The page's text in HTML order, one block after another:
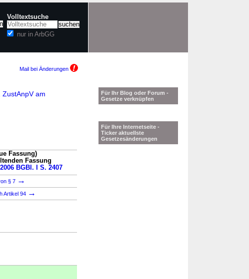
Volltextsuche
nur in ArbGG
Mail bei Änderungen
am
Fassung)
Fassung
BGBl. I S. 2407
§ 7 →
Artikel 94 →
Für Ihr Blog oder Forum -
Gesetze verknüpfen
Für Ihre Internetseite -
Ticker aktuellste
Gesetzesänderungen